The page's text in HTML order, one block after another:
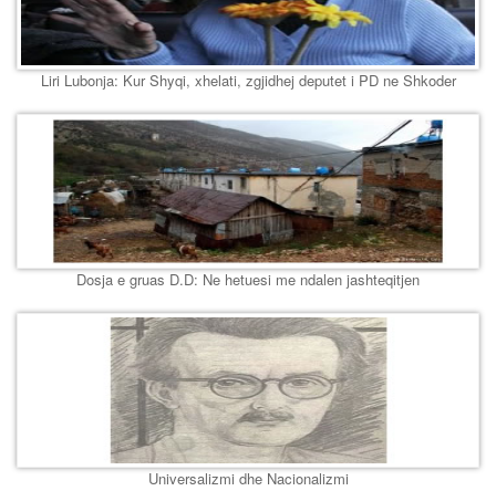
Liri Lubonja: Kur Shyqi, xhelati, zgjidhej deputet i PD ne Shkoder
Dosja e gruas D.D: Ne hetuesi me ndalen jashteqitjen
Universalizmi dhe Nacionalizmi